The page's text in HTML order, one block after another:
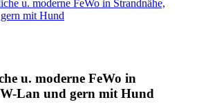
u. moderne FeWo in Strandnähe,
mit Hund
u. moderne FeWo in
Lan und gern mit Hund